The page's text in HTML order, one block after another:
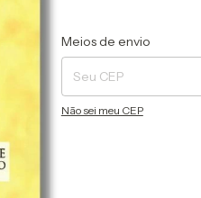
Entregas para o CEP:
Meios de envio
Não sei meu CEP